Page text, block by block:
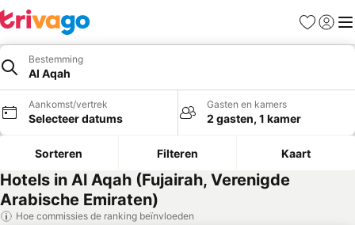
Favorieten
Bestemming
Al Aqah
Aankomst/vertrek
Selecteer datums
Gasten en kamers
2 gasten, 1 kamer
Sorteren Filteren Kaart
Hotels in Al Aqah (Fujairah, Verenigde
Arabische Emiraten)
Hoe commissies de ranking beïnvloeden